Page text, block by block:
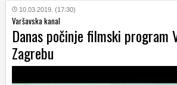
10.03.2019. (17:30)
Varšavska kanal
Danas počinje filmski program
Zagrebu